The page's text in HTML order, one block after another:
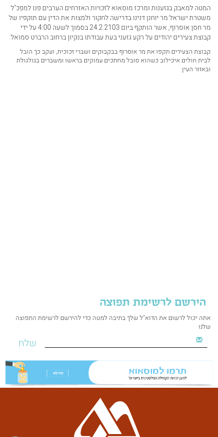
המטה למאבק בגזענות ומרכז מוסאוא לזכויות האזרחים הערבים פנו למפכ"ל
משטרת ישראל מר יוחנן דנינו בדרישה לחקור ולמצות את הדין עם תוקפיו של
מר חסן אוסרוף, אשר הותקף ביום 24.2.2103 בסמוך לשעה 4:00 על ידי
קבוצת צעירים יהודים על רקע גזעני בעת עבודתו בנקיון ברחוב הרברט סמואל.
קבוצת הצעירים תקפו את מר אוסרוף בבקבוקים ושברי זכוכית, ועקב כך הובל
לבית חולים איכילוב כשהוא סובל מחתכים עמוקים בראשו ומשברים בגולגולת
ובאזור העין.
הירשם לרשימת תפוצה
אתה יכול לרשום את הדוא"ל שלך בתיבה למטה כדי להירשם לרשימת התפוצה
שלנו
שלח